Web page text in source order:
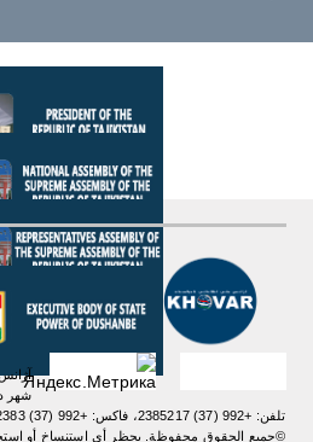
تلفن: +992 (37) 2385217، فاکس: +992 (37) 2232383
©جميع الحقوق محفوظة. يحظر أي استنساخ أو